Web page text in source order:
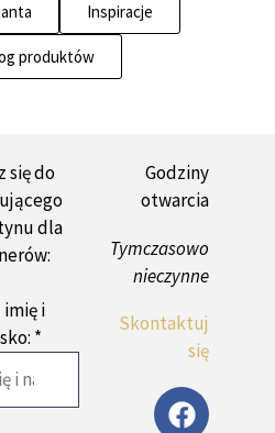
Inspiracje
produktów
się do
dla
imię i
*
Godziny
otwarcia
Tymczasowo
nieczynne
Skontaktuj
się